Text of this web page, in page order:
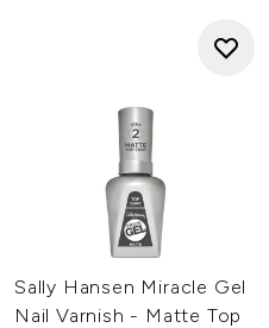
Sally Hansen Miracle Gel
Nail Varnish - Matte Top